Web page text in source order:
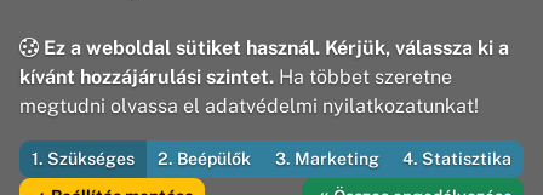
webmaster@utirany.hu
8419 Csesznek, Vasút u.18.
© 2026 Útirány Webmédia Bt. — Minden jog fenntartva
Ez a weboldal sütiket használ. Kérjük, válassza ki a
kívánt hozzájárulási szintet. Ha többet szeretne
megtudni olvassa el adatvédelmi nyilatkozatunkat!
1. Szükséges 2. Beépülők 3. Marketing
4. Statisztika